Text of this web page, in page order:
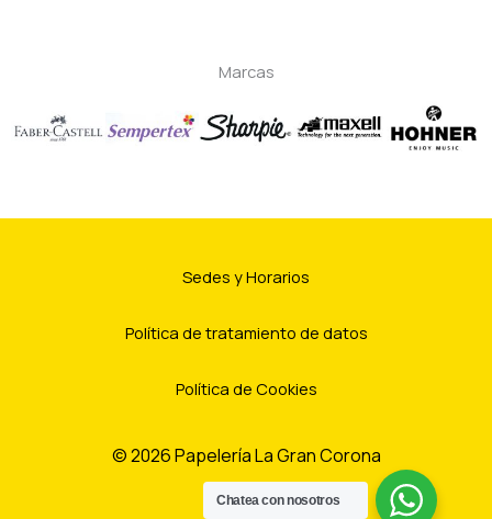
Marcas
Sedes y Horarios
Política de tratamiento de datos
Política de Cookies
© 2026 Papelería La Gran Corona
Chatea con nosotros